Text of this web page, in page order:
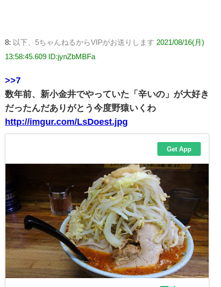
8: 以下、5ちゃんねるからVIPがお送りします 2021/08/16(月)
13:58:45.609 ID:jynZbMBFa
>>7
数年前、新小金井でやっていた「辛いの」が大好き
だったんだありがとう今度野猿いくわ
http://imgur.com/LsDoest.jpg